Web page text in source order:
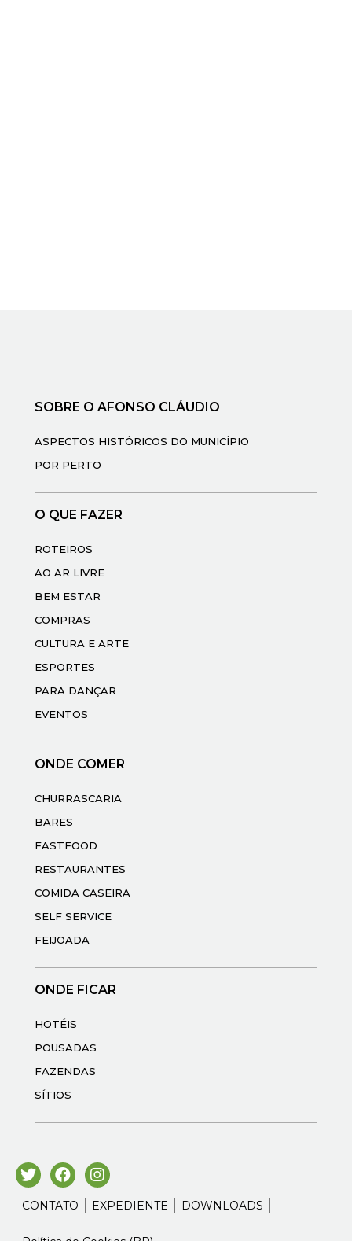
SOBRE O AFONSO CLÁUDIO
ASPECTOS HISTÓRICOS DO MUNICÍPIO
POR PERTO
O QUE FAZER
ROTEIROS
AO AR LIVRE
BEM ESTAR
COMPRAS
CULTURA E ARTE
ESPORTES
PARA DANÇAR
EVENTOS
ONDE COMER
CHURRASCARIA
BARES
FASTFOOD
RESTAURANTES
COMIDA CASEIRA
SELF SERVICE
FEIJOADA
ONDE FICAR
HOTÉIS
POUSADAS
FAZENDAS
SÍTIOS
CONTATO EXPEDIENTE DOWNLOADS